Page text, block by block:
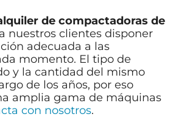
de compactadoras de
nuestros clientes disponer
adecuada a las
momento. El tipo de
y la cantidad del mismo
de los años, por eso
amplia gama de máquinas
con nosotros.